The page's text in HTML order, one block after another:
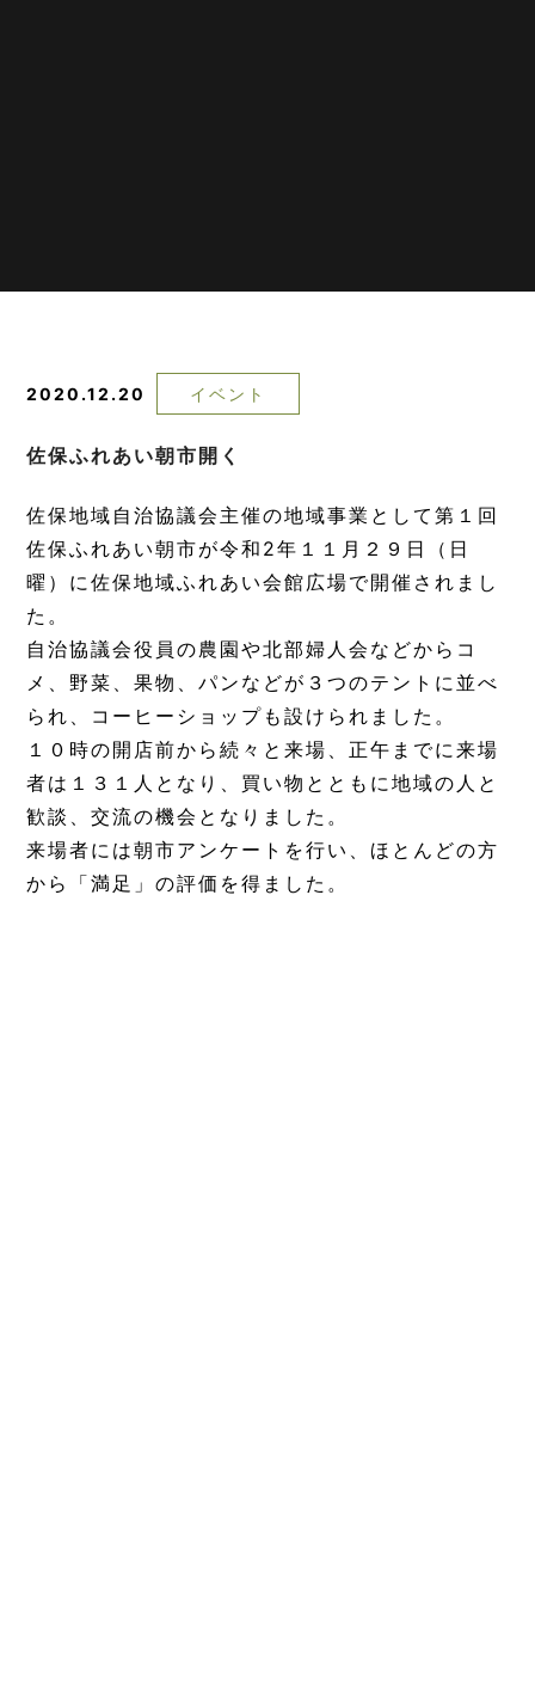
2020.12.20 イベント
佐保ふれあい朝市開く
佐保地域自治協議会主催の地域事業として第１回
佐保ふれあい朝市が令和2年１１月２９日（日
曜）に佐保地域ふれあい会館広場で開催されまし
た。
自治協議会役員の農園や北部婦人会などからコ
メ、野菜、果物、パンなどが３つのテントに並べ
られ、コーヒーショップも設けられました。
１０時の開店前から続々と来場、正午までに来場
者は１３１人となり、買い物とともに地域の人と
歓談、交流の機会となりました。
来場者には朝市アンケートを行い、ほとんどの方
から「満足」の評価を得ました。